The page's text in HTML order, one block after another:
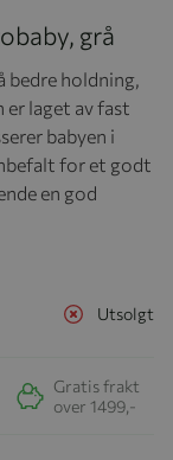
grå
bedre holdning,
laget av fast
babyen i
for et godt
en god
Utsolgt
Gratis frakt
over 1499,-